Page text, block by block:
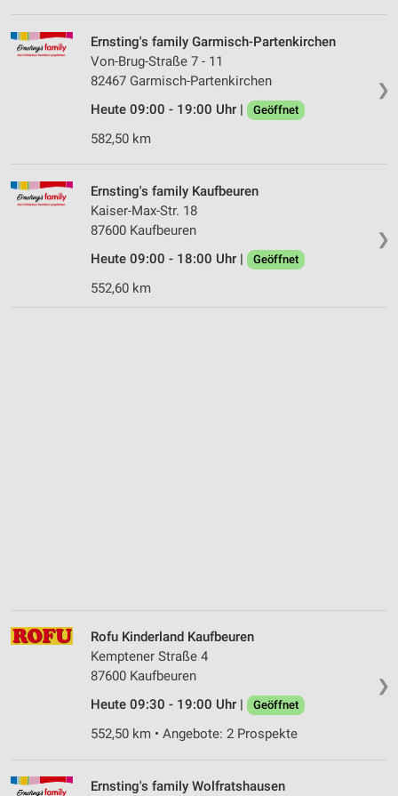
❯
Ernsting's family Garmisch-Partenkirchen
Von-Brug-Straße 7 - 11
82467 Garmisch-Partenkirchen
Heute 09:00 - 19:00 Uhr |
Geöffnet
582,50 km
❯
Ernsting's family Kaufbeuren
Kaiser-Max-Str. 18
87600 Kaufbeuren
Heute 09:00 - 18:00 Uhr |
Geöffnet
552,60 km
❯
Rofu Kinderland Kaufbeuren
Kemptener Straße 4
87600 Kaufbeuren
Heute 09:30 - 19:00 Uhr |
Geöffnet
552,50 km • Angebote: 2 Prospekte
Ernsting's family Wolfratshausen